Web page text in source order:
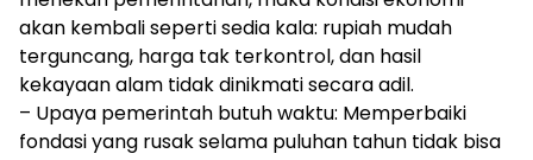
akan kembali seperti sedia kala: rupiah mudah
terguncang, harga tak terkontrol, dan hasil
kekayaan alam tidak dinikmati secara adil.
– Upaya pemerintah butuh waktu: Memperbaiki
fondasi yang rusak selama puluhan tahun tidak bisa